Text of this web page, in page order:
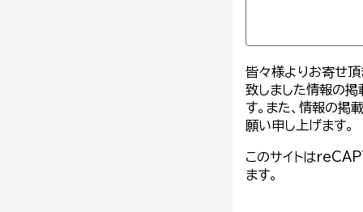
皆々様よりお寄せ頂
致しました情報の
す。また、情報の掲
願い申し上げます。
このサイトは
ます。